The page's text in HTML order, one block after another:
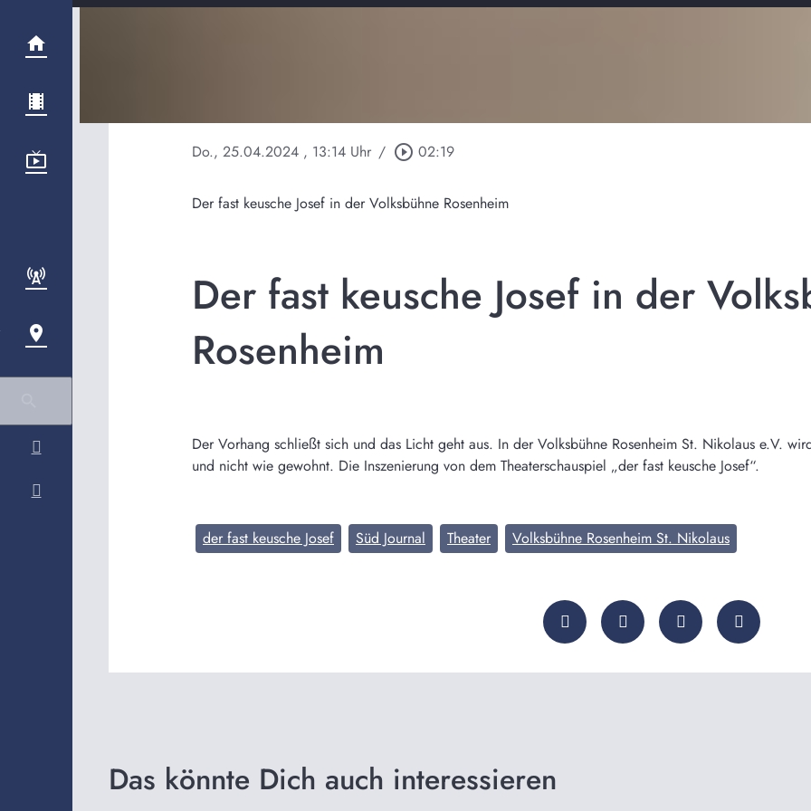
Do., 25.04.2024 , 13:14 Uhr / play_circle_outline 02:19
Der fast keusche Josef in der Volksbühne Rosenheim
Der fast keusche Josef in der
Rosenheim
Der Vorhang schließt sich und das Licht geht aus. In der Volksbühne Rosenheim St. Nikolaus e.V.
und nicht wie gewohnt. Die Inszenierung von dem Theaterschauspiel „der fast keusche Josef“.
der fast keusche Josef Süd Journal Theater Volksbühne Rosenheim St. Nikolaus
Das könnte Dich auch interessieren